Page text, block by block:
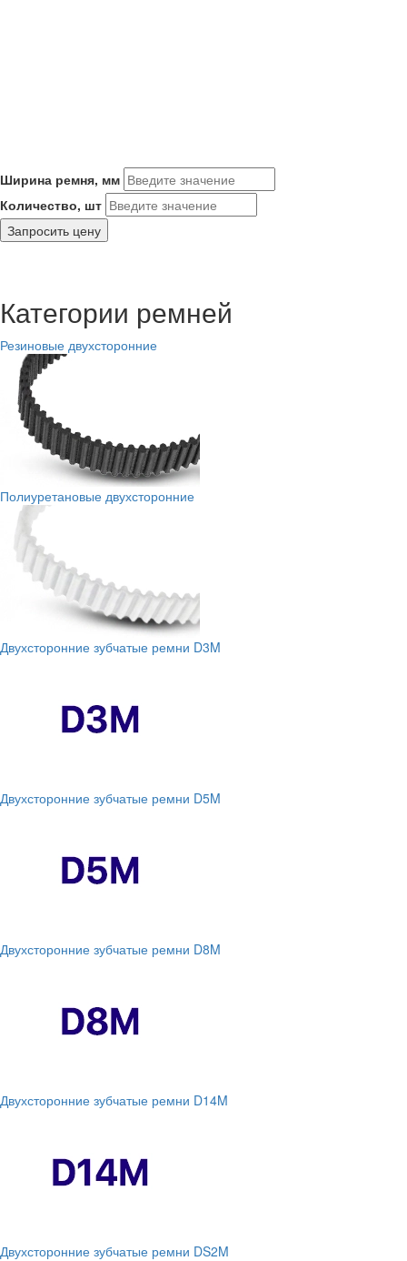
Ширина ремня, мм
Количество, шт
Запросить цену
Категории ремней
Резиновые двухсторонние
Полиуретановые двухсторонние
Двухсторонние зубчатые ремни D3M
Двухсторонние зубчатые ремни D5M
Двухсторонние зубчатые ремни D8M
Двухсторонние зубчатые ремни D14M
Двухсторонние зубчатые ремни DS2M